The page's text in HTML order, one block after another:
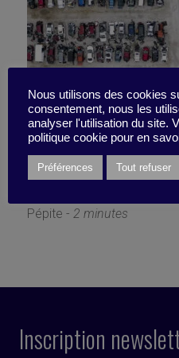
Recycler,
ré-inventer
Pépite - 2 minutes
Inscription
Nous utilisons des cookies
consentement, nous les
analyser l'utilisation du site.
politique cookie pour en
Préférences Tout refuser